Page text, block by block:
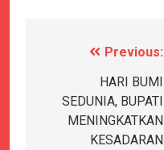
NavigasiPrevious:
HARI BUMI
SEDUNIA, BUPATI
MENINGKATKAN
KESADARAN